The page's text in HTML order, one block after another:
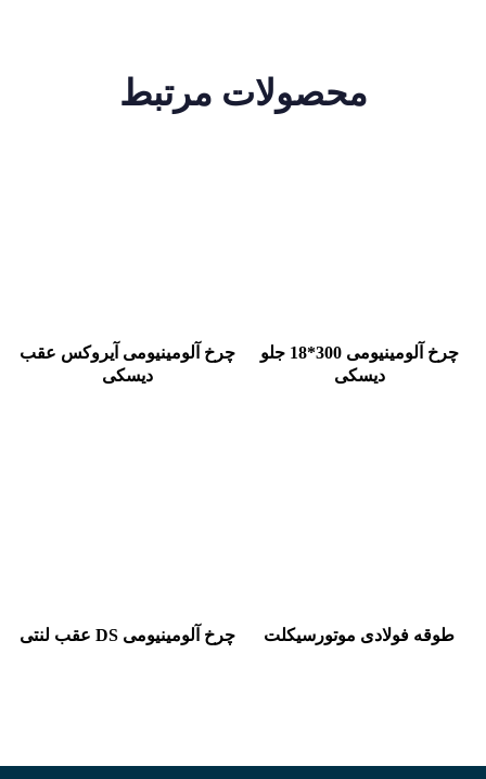
محصولات مرتبط
چرخ آلومينيومی 300*18 جلو
ديسكی
چرخ آلومينيومی آيروكس عقب
ديسكی
طوقه فولادی موتورسیکلت چرخ آلومينيومی DS عقب لنتی